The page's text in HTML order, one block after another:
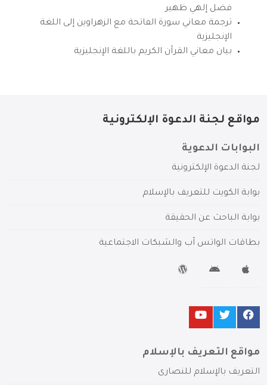
فضل إلهي ظهير
ترجمة معاني سورة الفاتحة مع الزهراوين إلى اللغة
الإنجليزية
بيان معاني القرآن الكريم باللغة الإنجليزية
مواقع لجنة الدعوة الإلكترونية
البوابات الدعوية
لجنة الدعوة الإلكترونية
بوابة الكويت للتعريف بالإسلام
بوابة الباحث عن الحقيقة
بطاقات الواتس آب والشبكات الاجتماعية
مواقع التعريف بالإسلام
التعريف بالإسلام للنصارى